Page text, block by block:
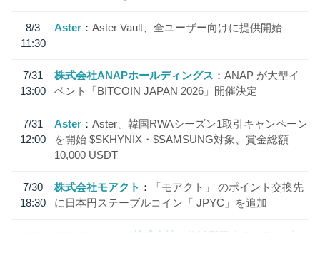
8/3
11:30
Aster Aster Vault、全ユーザー向けに提供開始
7/31
13:00
株式会社ANAPホールディングス
ANAP が大型イ
ベント「BITCOIN JAPAN 2026」開催決定
7/31
12:00
Aster
Aster、韓国RWAシーズン1取引キャンペーン
を開始 $SKHYNIX・$SAMSUNG対象、賞金総額
10,000 USDT
7/30
18:30
株式会社モアクト
「モアクト」 のポイント交換先
に日本円ステーブルコイン「 JPYC」を追加
7/29
SBI VCトレード株式会社
信託型円建てステーブル